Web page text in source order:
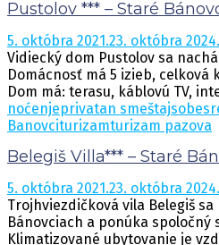
Pustolov *** – Staré
5. októbra 2021.23. októbra 2024.
Vidiecký dom Pustolov sa
Domácnosť má 5 izieb, celková
Dom má: terasu, káblovú TV,
noćenjeprivatan smeštajsobe
Banovciturizamturizam pazova
Belegiš Villa*** – Staré
5. októbra 2021.23. októbra 2024.
Trojhviezdičková vila Belegiš
Bánovciach a ponúka spoločný
Klimatizované ubytovanie je